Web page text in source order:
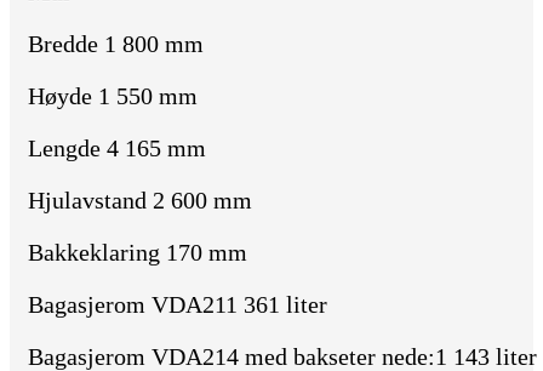
Bredde 1 800 mm
Høyde 1 550 mm
Lengde 4 165 mm
Hjulavstand 2 600 mm
Bakkeklaring 170 mm
Bagasjerom VDA211 361 liter
Bagasjerom VDA214 med bakseter nede:1 143 liter